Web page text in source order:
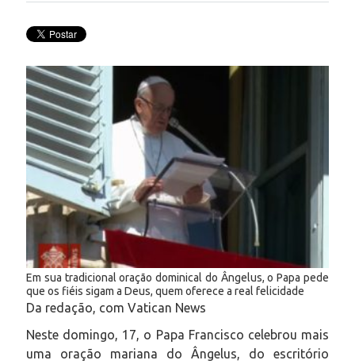
Em sua tradicional oração dominical do Ângelus, o Papa pede
que os fiéis sigam a Deus, quem oferece a real felicidade
Da redação, com Vatican News
Neste domingo, 17, o Papa Francisco celebrou mais
uma oração mariana do Ângelus, do escritório